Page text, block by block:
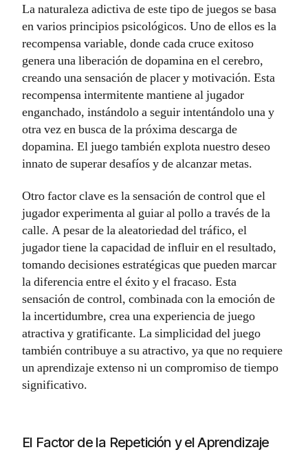
La naturaleza adictiva de este tipo de juegos se basa
en varios principios psicológicos. Uno de ellos es la
recompensa variable, donde cada cruce exitoso
genera una liberación de dopamina en el cerebro,
creando una sensación de placer y motivación. Esta
recompensa intermitente mantiene al jugador
enganchado, instándolo a seguir intentándolo una y
otra vez en busca de la próxima descarga de
dopamina. El juego también explota nuestro deseo
innato de superar desafíos y de alcanzar metas.
Otro factor clave es la sensación de control que el
jugador experimenta al guiar al pollo a través de la
calle. A pesar de la aleatoriedad del tráfico, el
jugador tiene la capacidad de influir en el resultado,
tomando decisiones estratégicas que pueden marcar
la diferencia entre el éxito y el fracaso. Esta
sensación de control, combinada con la emoción de
la incertidumbre, crea una experiencia de juego
atractiva y gratificante. La simplicidad del juego
también contribuye a su atractivo, ya que no requiere
un aprendizaje extenso ni un compromiso de tiempo
significativo.
El Factor de la Repetición y el Aprendizaje